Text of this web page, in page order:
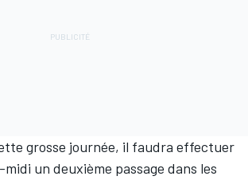
grosse journée, il faudra effectuer
un deuxième passage dans les